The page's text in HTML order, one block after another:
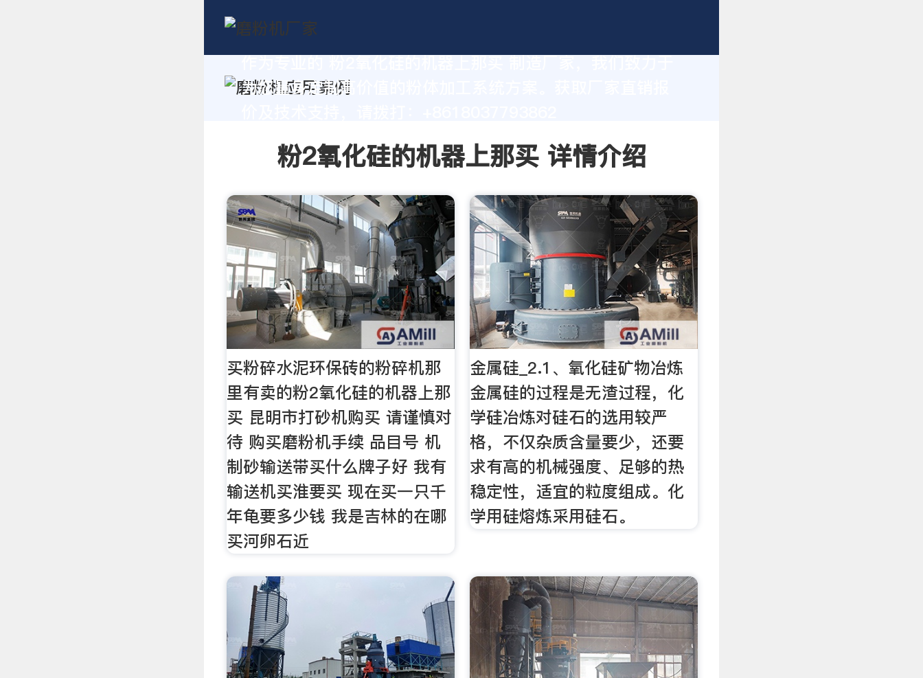
为您量身定制高价值的粉体加工系统方案。获取厂家直销报
粉2氧化硅的机器上那买 详情介绍
买粉碎水泥环保砖的粉碎机那
里有卖的粉2氧化硅的机器上那
买 昆明市打砂机购买 请谨慎对
待 购买磨粉机手续 品目号 机
制砂输送带买什么牌子好 我有
输送机买淮要买 现在买一只千
年龟要多少钱 我是吉林的在哪
买河卵石近
金属硅_2.1、氧化硅矿物冶炼
金属硅的过程是无渣过程，化
学硅冶炼对硅石的选用较严
格，不仅杂质含量要少，还要
求有高的机械强度、足够的热
稳定性，适宜的粒度组成。化
学用硅熔炼采用硅石。